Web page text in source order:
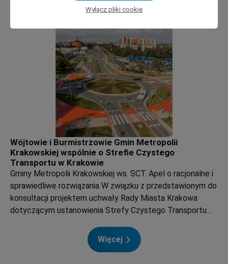
pod linkiem. https://gazetakrakowska.pl/jest-decyzja-
przeciwnicy-mowia-o-wojnie-z-mieszkancami-a-opozycja-
o-bublu-prawnym/ar/c1p2-27678347
Wójtowie i Burmistrzowie Gmin Metropolii
Krakowskiej wspólnie o Strefie Czystego
Transportu w Krakowie
Gminy Metropolii Krakowskiej ws. SCT. Apel o racjonalne i
sprawiedliwe rozwiązania W związku z przedstawionym do
konsultacji projektem uchwały Rady Miasta Krakowa
dotyczącym ustanowienia Strefy Czystego Transportu
skład Stowarzyszenia Metropolia Krakowska zgłosili
swoje stanowisko, podkreślając potrzebę racjonalnego,
Więcej
Wyłącz pliki cookie